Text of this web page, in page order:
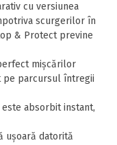
cu versiunea
scurgerilor în
& Protect previne
mișcărilor
pe parcursul întregii
absorbit instant,
ușoară datorită